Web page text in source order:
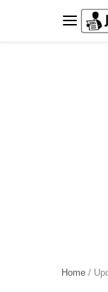
Home /